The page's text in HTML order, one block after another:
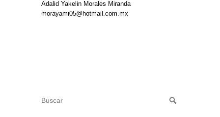
Adalid Yakelin Morales Miranda
morayami05@hotmail.com.mx